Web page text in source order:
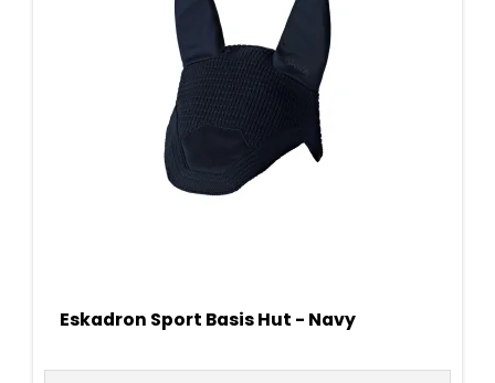
Eskadron Sport Basis Hut - Navy